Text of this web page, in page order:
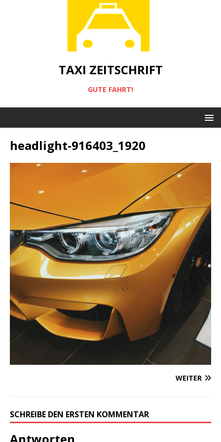
TAXI ZEITSCHRIFT
GUTE FAHRT!
headlight-916403_1920
WEITER
SCHREIBE DEN ERSTEN KOMMENTAR
Antworten